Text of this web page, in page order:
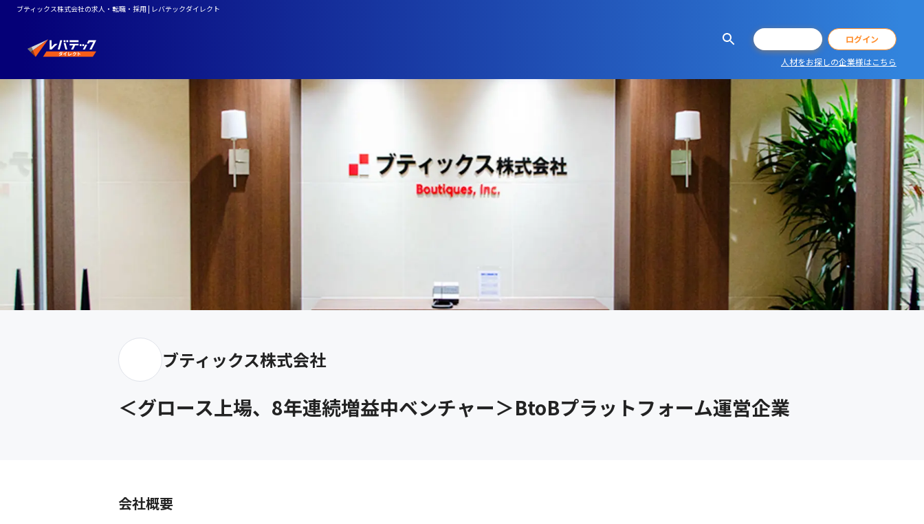
ブティックス株式会社の求人・転職・採用 | レバテックダイレクト
ログイン
人材をお探しの企業様はこちら
ブティックス株式会社
＜グロース上場、8年連続増益中ベンチャー＞BtoBプラットフォーム運営企業
会社概要